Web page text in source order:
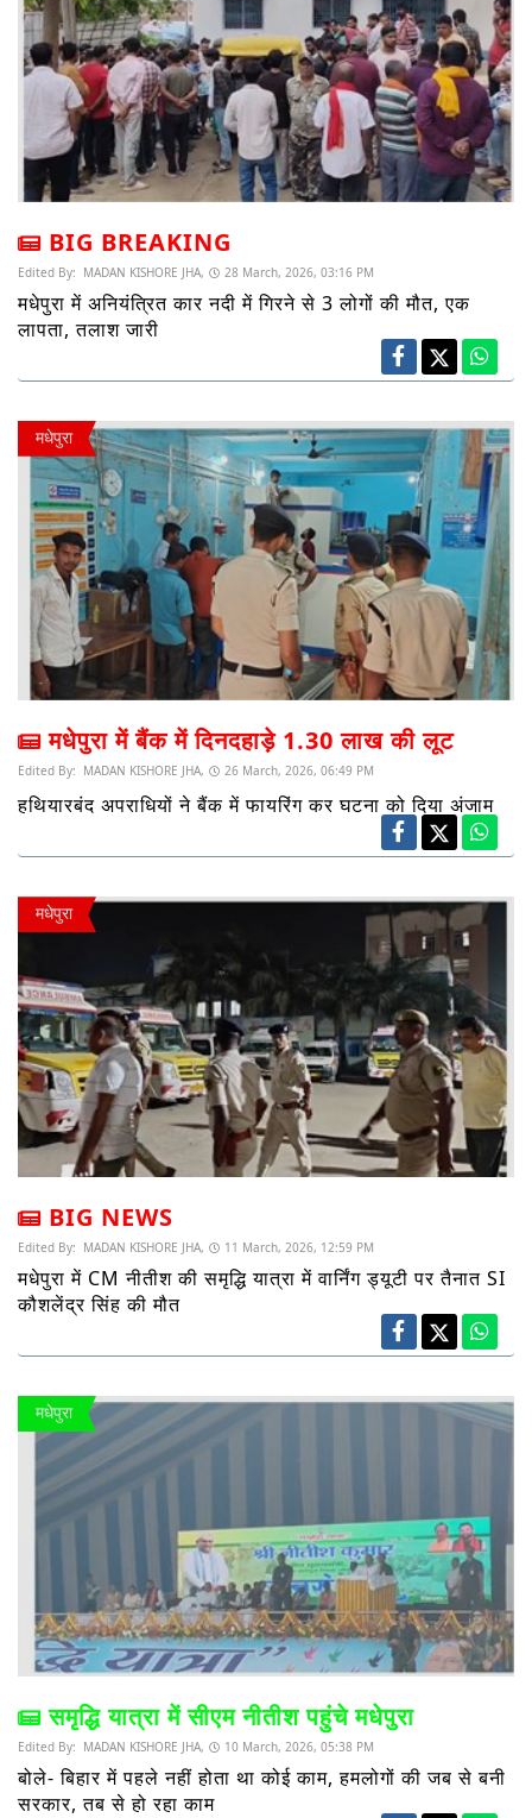
BIG BREAKING
Edited By: MADAN KISHORE JHA, 28 March, 2026, 03:16 PM
मधेपुरा में अनियंत्रित कार नदी में गिरने से 3 लोगों की मौत, एक
लापता, तलाश जारी
मधेपुरा
मधेपुरा में बैंक में दिनदहाड़े 1.30 लाख की लूट
Edited By: MADAN KISHORE JHA, 26 March, 2026, 06:49 PM
हथियारबंद अपराधियों ने बैंक में फायरिंग कर घटना को दिया अंजाम
मधेपुरा
BIG NEWS
Edited By: MADAN KISHORE JHA, 11 March, 2026, 12:59 PM
मधेपुरा में CM नीतीश की समृद्धि यात्रा में वार्निंग ड्यूटी पर तैनात SI
कौशलेंद्र सिंह की मौत
मधेपुरा
समृद्धि यात्रा में सीएम नीतीश पहुंचे मधेपुरा
Edited By: MADAN KISHORE JHA, 10 March, 2026, 05:38 PM
बोले- बिहार में पहले नहीं होता था कोई काम, हमलोगों की जब से बनी
सरकार, तब से हो रहा काम